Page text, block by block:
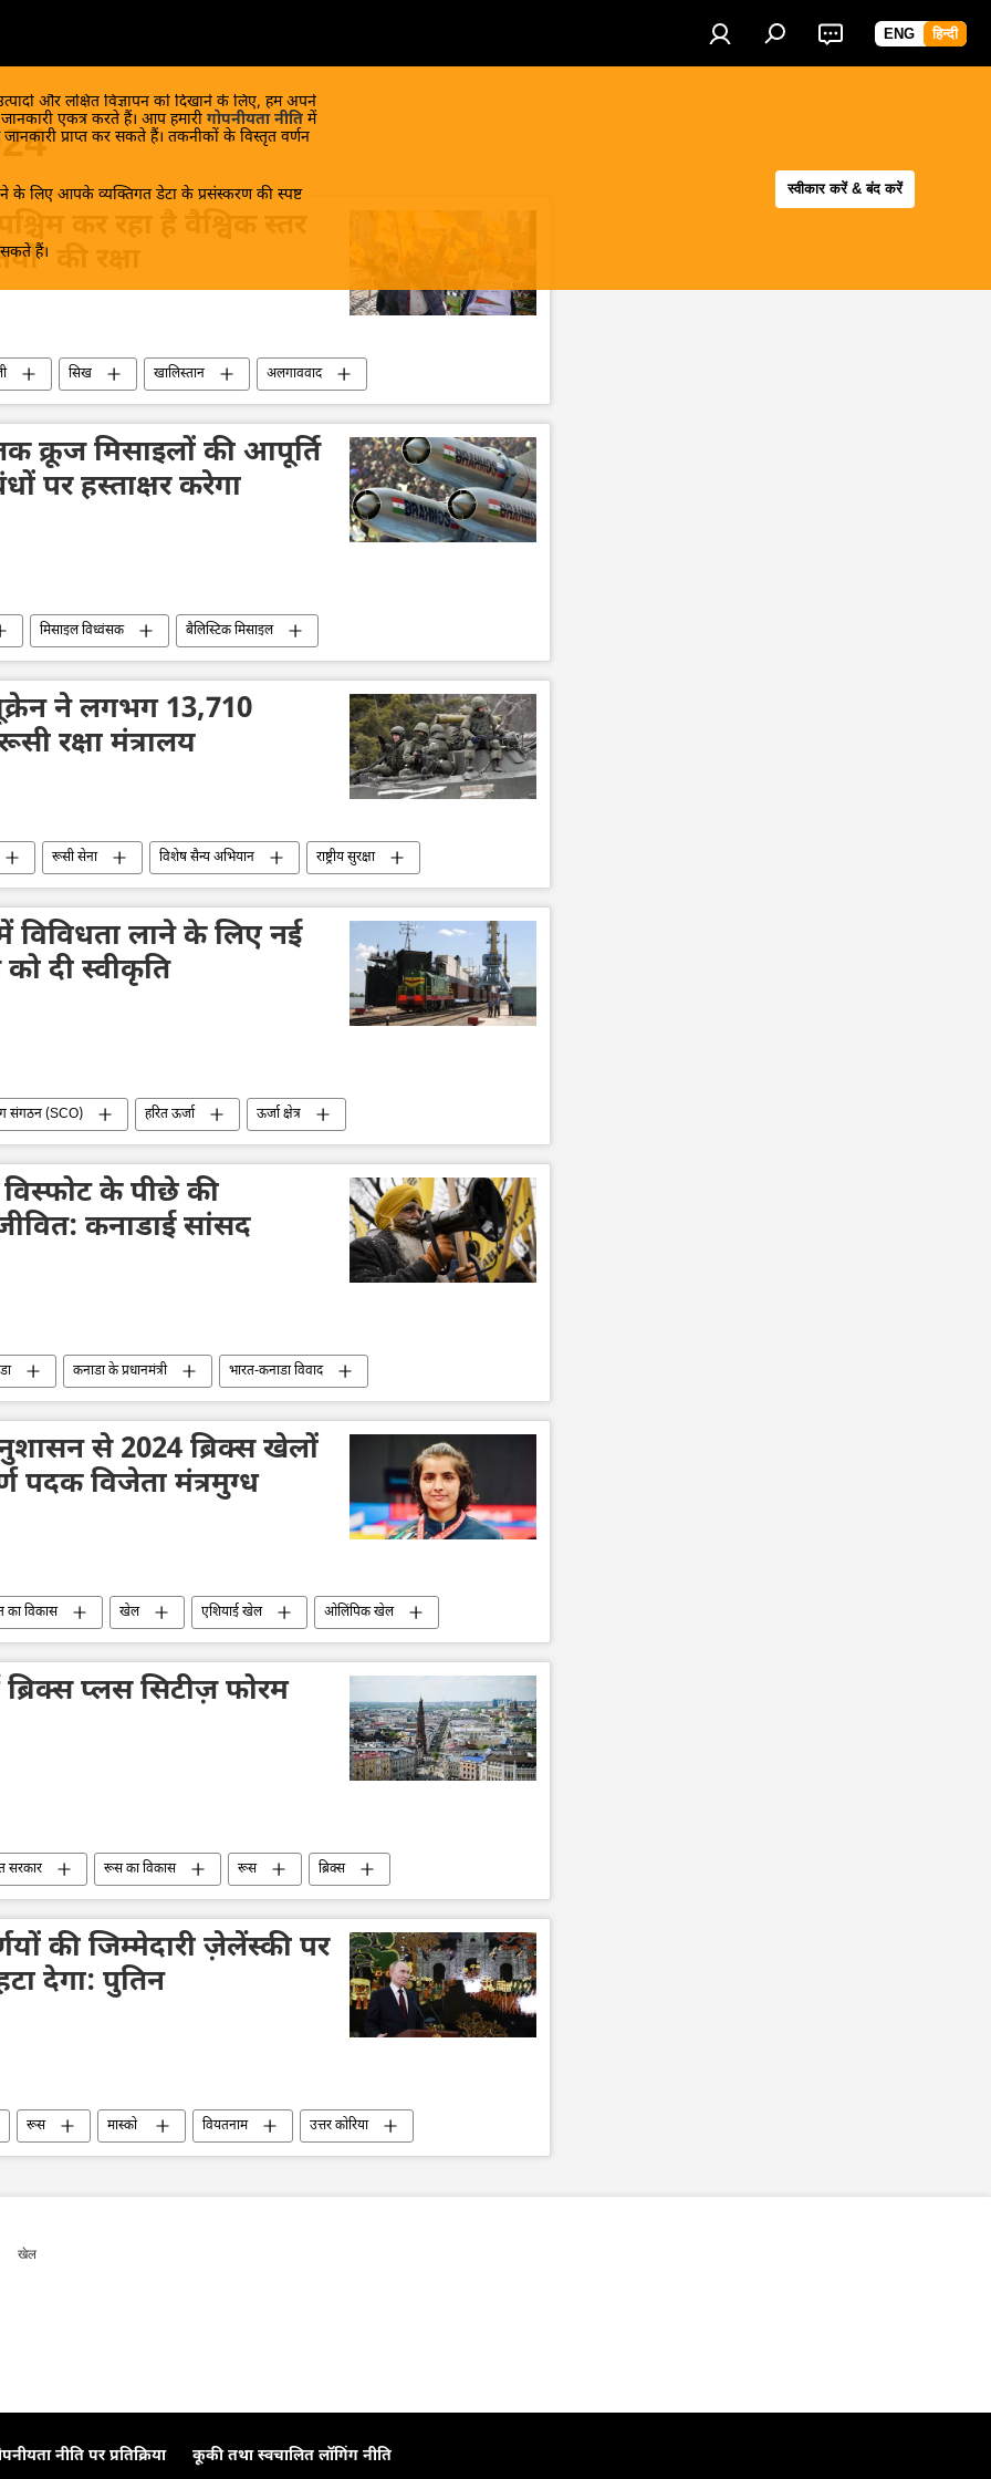
ENG हिन्दी
और लक्षित विज्ञापन को दिखाने के लिए, हम अपने
एकत्र करते हैं। आप हमारी गोपनीयता नीति में
प्राप्त कर सकते हैं। तकनीकों के विस्तृत वर्णन
के लिए आपके व्यक्तिगत डेटा के प्रसंस्करण की स्पष्ट
हैं।
स्वीकार करें & बंद करें
की रक्षा
सिख खालिस्तान
अलगाववाद
पश्चिमीकरण कनाडा
कनाडा के प्रधानमंत्री
संसद सदस्य विशेषज्ञ आतंकवादी राजनीति
क्रूज मिसाइलों की आपूर्ति
पर हस्ताक्षर करेगा
मिसाइल विध्वंसक
बैलिस्टिक मिसाइल
हथियारों की आपूर्ति फिलीपींस
द्विपक्षीय रिश्ते
का निर्यात भारत का विकास
ने लगभग 13,710
रक्षा मंत्रालय
रूसी सेना विशेष सैन्य अभियान
राष्ट्रीय सुरक्षा
सैन्य तकनीक तकनीकी विकास
में विविधता लाने के लिए नई
दी स्वीकृति
संगठन (SCO) हरित ऊर्जा
ऊर्जा क्षेत्र
चीन द्विपक्षीय रिश्ते
द्विपक्षीय व्यापार
भारत रूस
के पीछे की
कनाडाई सांसद
कनाडा के प्रधानमंत्री
भारत-कनाडा विवाद
गांधी हत्या संसद सदस्य
भारत का दूतावास
अलगाववाद बम विस्फोट
आतंकवादी
से 2024 ब्रिक्स खेलों
पदक विजेता मंत्रमुग्ध
का विकास खेल एशियाई खेल
ओलिंपिक खेल
खेल द्विपक्षीय रिश्ते रूसी संस्कृति
भारतीय संस्कृति
प्लस सिटीज़ फोरम
सरकार रूस का विकास रूस
ब्रिक्स
रूसी विदेश मंत्रालय विदेश मंत्रालय
की जिम्मेदारी ज़ेलेंस्की पर
देगा: पुतिन
रूस मास्को वियतनाम
उत्तर कोरिया
यूक्रेन यूक्रेन सशस्त्र बल
व्लादिमीर पुतिन
खेल
नीति पर प्रतिक्रिया कूकी तथा स्वचालित लॉगिंग नीति